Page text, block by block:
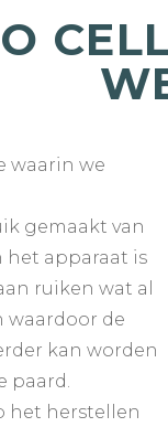
waarin we
gemaakt van
het apparaat is
ruiken wat al
waardoor de
kan worden
paard.
het herstellen